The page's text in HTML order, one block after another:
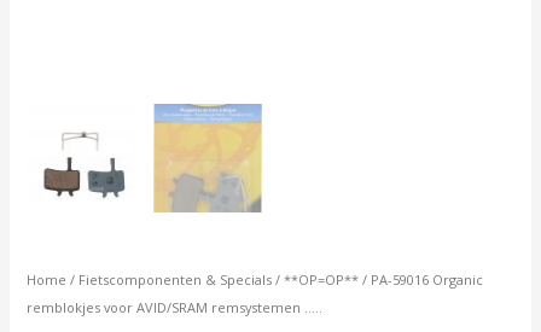
Home / Fietscomponenten & Specials /**OP=OP** / PA-59016 Organic
remblokjes voor AVID/SRAM remsystemen …..